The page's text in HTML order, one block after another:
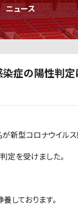
ニュース
症の陽性判定
新型コロナウイル
定を受けました。
しております。